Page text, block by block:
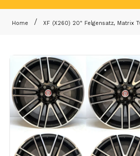
Home XF (X260) 20" Felgensatz, Matrix